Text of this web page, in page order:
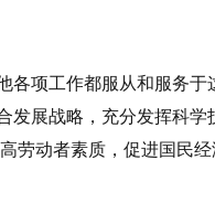
项工作都服从和服务
展战略，充分发挥科
劳动者素质，促进国民